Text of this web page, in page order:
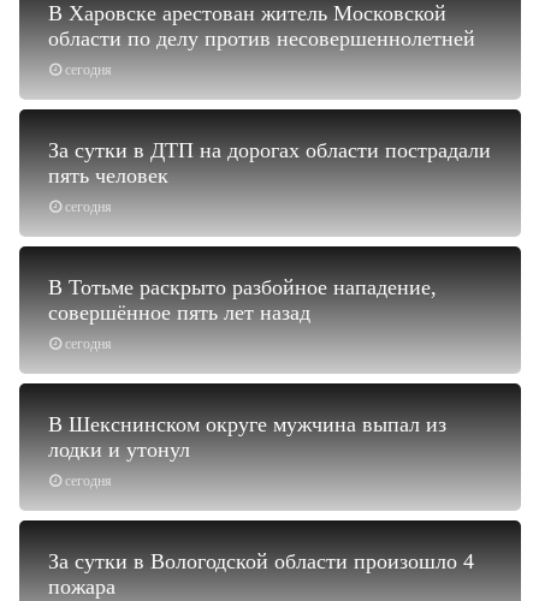
сегодня
В Харовске арестован житель Московской
области по делу против несовершеннолетней
сегодня
За сутки в ДТП на дорогах области пострадали
пять человек
сегодня
В Тотьме раскрыто разбойное нападение,
совершённое пять лет назад
сегодня
В Шекснинском округе мужчина выпал из
лодки и утонул
За сутки в Вологодской области произошло 4
пожара